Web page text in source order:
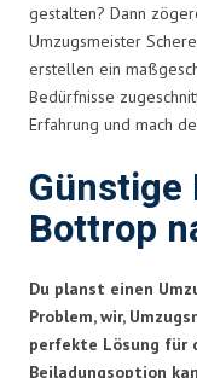
gestalten? Dann
Umzugsmeister
erstellen ein
Bedürfnisse
Erfahrung und mach
Günstige
Bottrop
Du planst einen
Problem, wir,
perfekte Lösung für
Beiladungsoption